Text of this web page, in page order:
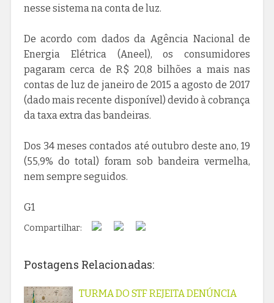
nesse sistema na conta de luz.
De acordo com dados da Agência Nacional de
Energia Elétrica (Aneel), os consumidores
pagaram cerca de R$ 20,8 bilhões a mais nas
contas de luz de janeiro de 2015 a agosto de 2017
(dado mais recente disponível) devido à cobrança
da taxa extra das bandeiras.
Dos 34 meses contados até outubro deste ano, 19
(55,9% do total) foram sob bandeira vermelha,
nem sempre seguidos.
G1
Compartilhar:
Postagens Relacionadas:
TURMA DO STF REJEITA DENÚNCIA